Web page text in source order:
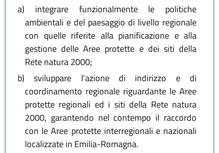
a) integrare funzionalmente le politiche
ambientali e del paesaggio di livello regionale
con quelle riferite alla pianificazione e alla
gestione delle Aree protette e dei siti della
Rete natura 2000;
b) sviluppare l'azione di indirizzo e di
coordinamento regionale riguardante le Aree
protette regionali ed i siti della Rete natura
2000, garantendo nel contempo il raccordo
con le Aree protette interregionali e nazionali
localizzate in Emilia-Romagna.